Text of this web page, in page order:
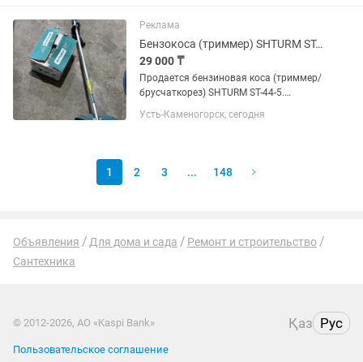
Реклама
Бензокоса (триммер) SHTURM ST-44-5 (52cc / 2200W)
29 000 ₸
Продается бензиновая коса (триммер/
брусчаткорез) SHTURM ST-44-5.
скашивания травы, сухостоя,
Усть-Каменогорск, сегодня
1 2 3 ... 148
Объявления Для дома и сада
Ремонт и строительство
Сантехника
© 2012-2026, АО «Kaspi Bank» Қаз Рус
Пользовательское соглашение